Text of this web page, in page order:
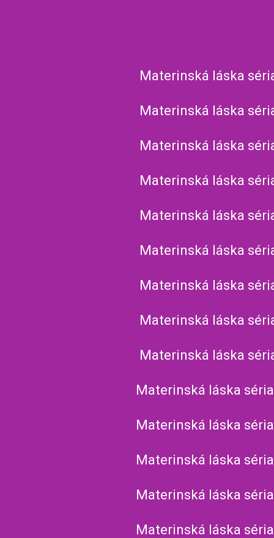
Materinská láska
Materinská láska
Materinská láska
Materinská láska
Materinská láska
Materinská láska
Materinská láska
Materinská láska
Materinská láska
Materinská láska
Materinská láska
Materinská láska
Materinská láska
Materinská láska